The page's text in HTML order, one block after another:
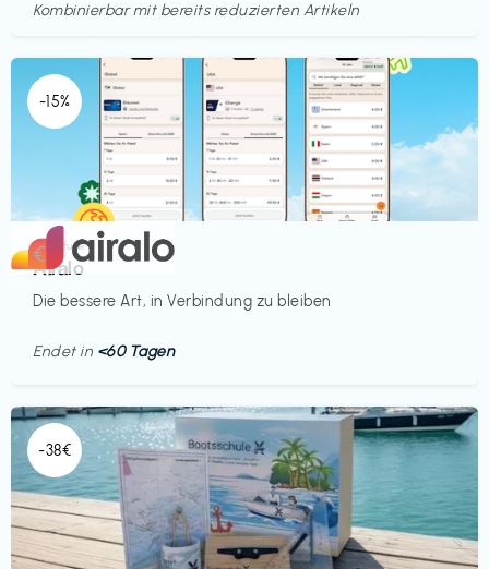
Kombinierbar mit bereits reduzierten Artikeln
-15%
Mobilfunk
Airalo
Die bessere Art, in Verbindung zu bleiben
€‎
Endet in <60 Tagen
-38€